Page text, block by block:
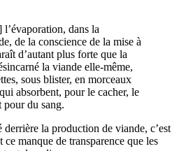
dans la
de la conscience de la mise à
d’autant plus forte que la
la viande elle-même,
sous blister, en morceaux
absorbent, pour le cacher, le
du sang.
derrière la production de viande, c’est
ce manque de transparence que les